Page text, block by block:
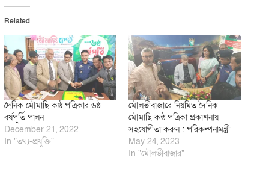
Related
দৈনিক মৌমাছি কণ্ঠ পত্রিকার ৬ষ্ঠ
বর্ষপূর্তি পালন
December 21, 2022
In "তথ্য-প্রযুক্তি"
মৌলভীবাজারে নিয়মিত দৈনিক
মৌমাছি কন্ঠ পত্রিকা প্রকাশনায়
সহযোগীতা করুন : পরিকল্পনামন্ত্রী
May 24, 2023
In "মৌলভীবাজার"